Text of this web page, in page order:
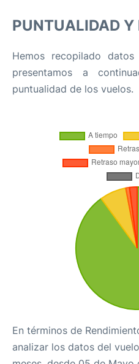
PUNTUALIDAD Y
Hemos recopilado
presentamos a
puntualidad de los vuelos.
En términos de
analizar los datos del